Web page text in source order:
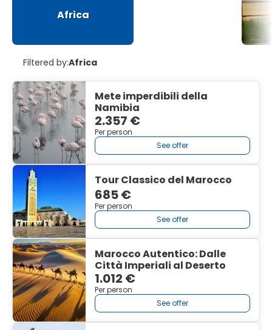
Africa
Filtered by:Africa
Mete imperdibili della
Namibia
2.357 €
Per person
See offer
Tour Classico del Marocco
685 €
Per person
See offer
Marocco Autentico: Dalle
Città Imperiali al Deserto
1.012 €
Per person
See offer